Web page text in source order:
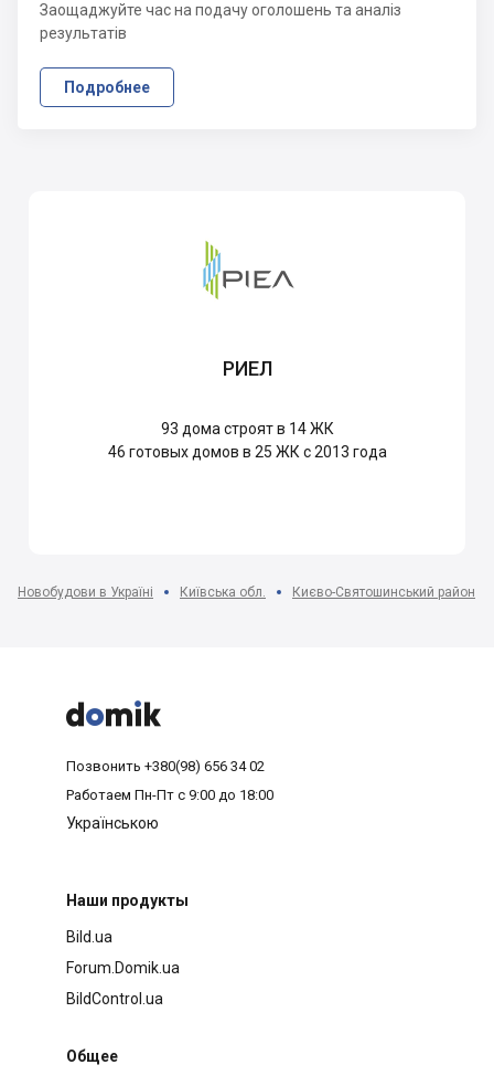
Заощаджуйте час на подачу оголошень та аналіз
результатів
Подробнее
РИЕЛ
93 дома строят в 14 ЖК
46 готовых домов в 25 ЖК с 2013 года
Новобудови в Україні Київська обл. Києво-Святошинський район



Позвонить +380(98) 656 34 02
Работаем Пн-Пт с 9:00 до 18:00
Українською
Наши продукты
Bild.ua
Forum.Domik.ua
BildControl.ua
Общее